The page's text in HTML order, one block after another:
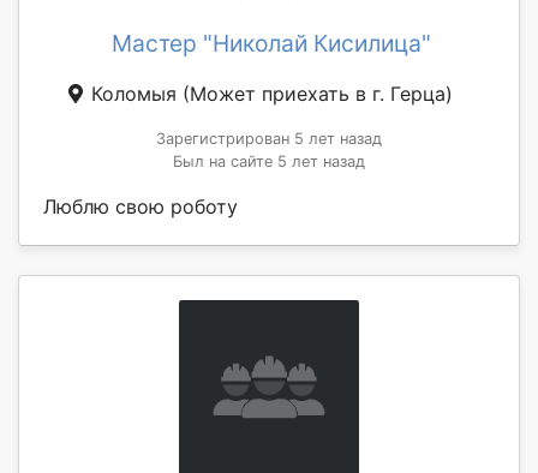
Мастер "Николай Кисилица"
Коломыя (Может приехать в г. Герца)
Зарегистрирован 5 лет назад
Был на сайте 5 лет назад
Люблю свою роботу